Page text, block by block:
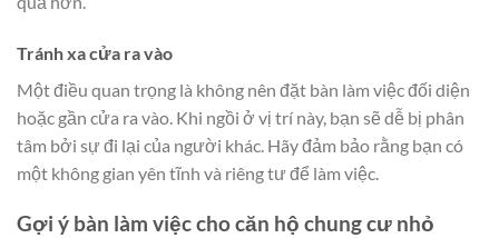
Tránh xa cửa ra vào
Một điều quan trọng là không nên đặt bàn làm việc đối diện
hoặc gần cửa ra vào. Khi ngồi ở vị trí này, bạn sẽ dễ bị phân
tâm bởi sự đi lại của người khác. Hãy đảm bảo rằng bạn có
một không gian yên tĩnh và riêng tư để làm việc.
Gợi ý bàn làm việc cho căn hộ chung cư nhỏ